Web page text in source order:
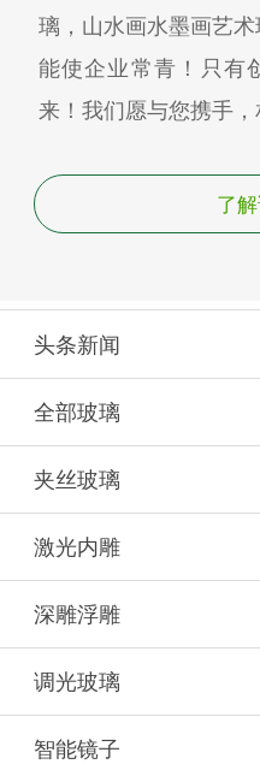
璃，山水画水墨画艺
能使企业常青！只有
来！我们愿与您携手，
了
头条新闻
全部玻璃
夹丝玻璃
激光内雕
深雕浮雕
调光玻璃
智能镜子